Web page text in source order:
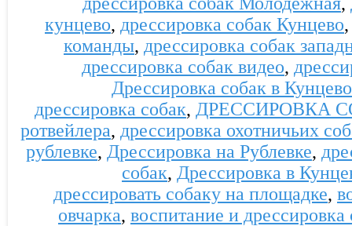
кунцево, дрессировка собак Кунцево
команды, дрессировка собак
дрессировка собак видео,
Дрессировка собак в Кунцево
дрессировка собак, ДРЕССИРОВКА
ротвейлера, дрессировка охотничьих
рублевке, Дрессировка на Рублевке,
собак, Дрессировка в
дрессировать собаку на площадке,
овчарка, воспитание и дрессировка